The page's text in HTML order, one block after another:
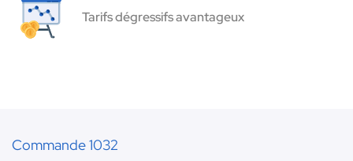
Tarifs dégressifs avantageux
Commande 1032